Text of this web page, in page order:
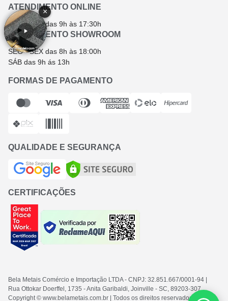
ATENDIMENTO ONLINE
SEG - SEX das 9h às 17:30h
ATENDIMENTO SHOWROOM
SEG - SEX das 8h às 18:00h
SÁB das 9h ás 13h
FORMAS DE PAGAMENTO
QUALIDADE E SEGURANÇA
CERTIFICAÇÕES
Bela Metais Comércio e Importação LTDA- CNPJ: 32.851.667/0001-94
Rua Ottokar Doerffel, 1735 - Anita Garibaldi, Joinville - SC, 89203-307
Copyright © www.belametais.com.br | Todos os direitos reservados
×